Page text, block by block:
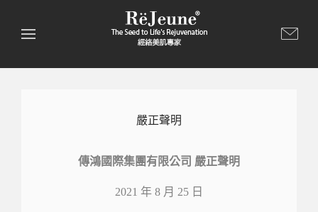
嚴正聲明
傳鴻國際集團有限公司 嚴正聲明
2021 年 8 月 25 日